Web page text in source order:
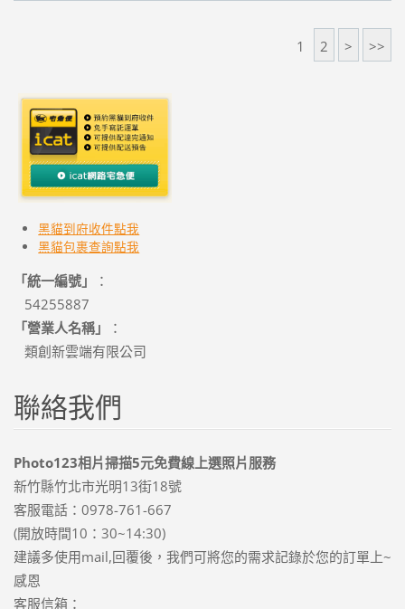
1 2 > >>
黑貓到府收件點我
黑貓包裹查詢點我
「統一編號」
：
54255887
「營業人名稱」
：
類創新雲端有限公司
聯絡我們
Photo123相片掃描5元免費線上選照片服務
新竹縣竹北市光明13街18號
客服電話：0978-761-667
(開放時間10：30~14:30)
建議多使用mail,回覆後，我們可將您的需求記錄於您的訂單上~
感恩
客服信箱：